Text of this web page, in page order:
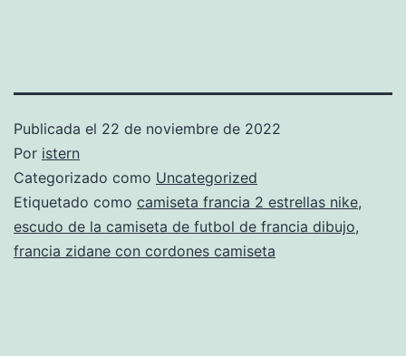
Publicada el 22 de noviembre de 2022
Por istern
Categorizado como Uncategorized
Etiquetado como camiseta francia 2 estrellas nike,
escudo de la camiseta de futbol de francia dibujo,
francia zidane con cordones camiseta